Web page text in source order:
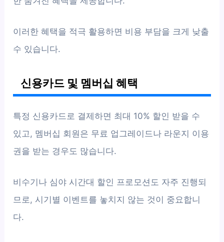
이러한 혜택을 적극 활용하면 비용 부담을 크게 낮출
수 있습니다.
신용카드 및 멤버십 혜택
특정 신용카드로 결제하면 최대 10% 할인 받을 수
있고, 멤버십 회원은 무료 업그레이드나 라운지 이용
권을 받는 경우도 많습니다.
비수기나 심야 시간대 할인 프로모션도 자주 진행되
므로, 시기별 이벤트를 놓치지 않는 것이 중요합니
다.